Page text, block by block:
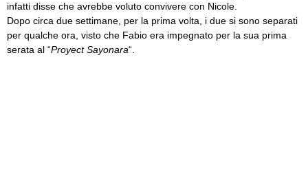
infatti disse che avrebbe voluto convivere con Nicole.
Dopo circa due settimane, per la prima volta, i due si sono separati
per qualche ora, visto che Fabio era impegnato per la sua prima
serata al “Proyect Sayonara“.